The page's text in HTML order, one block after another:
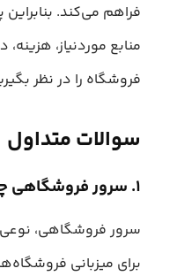
فراهم می‌کند.
منابع موردنیاز،
فروشگاه را در نظر
سوالات متداول
۱. سرور فروشگاهی چیست؟
سرور فروشگاهی،
برای میزبانی